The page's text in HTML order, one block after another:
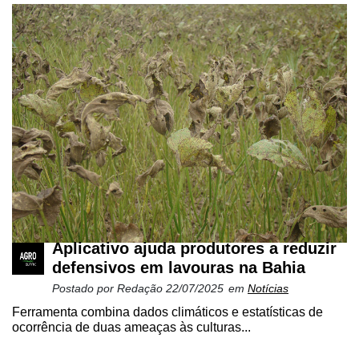
Aplicativo ajuda produtores a reduzir
defensivos em lavouras na Bahia
Postado por Redação 22/07/2025 em Notícias
Ferramenta combina dados climáticos e estatísticas de
ocorrência de duas ameaças às culturas...